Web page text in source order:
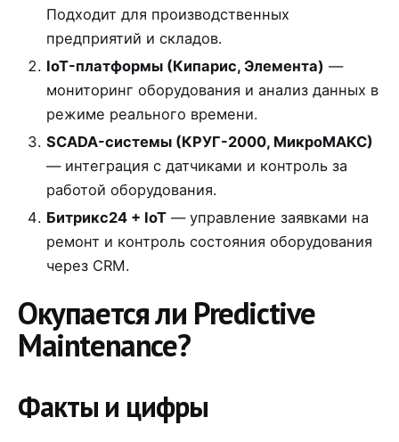
Подходит для производственных
предприятий и складов.
IoT-платформы (Кипарис, Элемента) —
мониторинг оборудования и анализ данных в
режиме реального времени.
SCADA-системы (КРУГ-2000, МикроМАКС)
— интеграция с датчиками и контроль за
работой оборудования.
Битрикс24 + IoT — управление заявками на
ремонт и контроль состояния оборудования
через CRM.
Окупается ли Predictive
Maintenance?
Факты и цифры